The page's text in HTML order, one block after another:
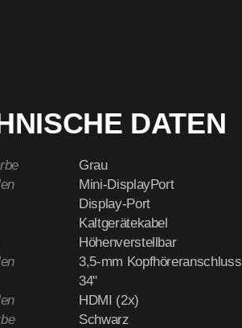
DATEN
Grau
Mini-DisplayPort
Display-Port
Kaltgerätekabel
Höhenverstellbar
3,5-mm Kopfhöreranschluss
34"
HDMI (2x)
Schwarz